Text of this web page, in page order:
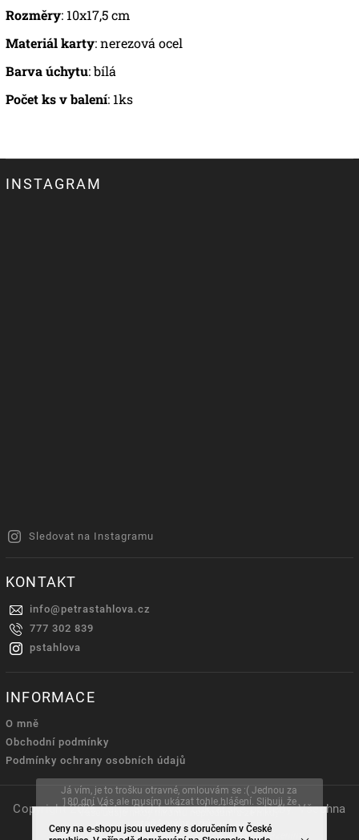
Já vím, je to trošku otravné, omlouvám se :( Jednou za
180 dní Vás ale musím ukázat tohle hlášení. Slibuji, že
nedostanete žádný nevyžádaný e-mail.
Tento web používá soubory cookie. Dalším procházením
Ceny na e-shopu jsou uvedeny s doručením v České
Rozměry: 10x17,5 cm
Materiál karty: nerezová ocel
Barva úchytu: bílá
Počet ks v balení: 1ks
INSTAGRAM
Sledovat na Instagramu
KONTAKT
info@petrastahlova.cz
777 302 839
pstahlova
INFORMACE
O mně
Obchodní podmínky
Podmínky ochrany osobních údajů
Copyright 2026Petra Stahlová - cukrářské potřeby. Všechna
práva vyhrazena.